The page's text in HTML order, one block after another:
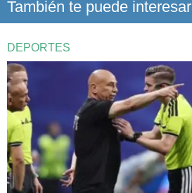
También te puede interesar
DEPORTES